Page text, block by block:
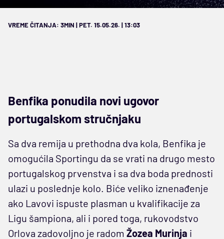
VREME ČITANJA: 3MIN | PET. 15.05.26. | 13:03
Benfika ponudila novi ugovor
portugalskom stručnjaku
Sa dva remija u prethodna dva kola, Benfika je
omogućila Sportingu da se vrati na drugo mesto
portugalskog prvenstva i sa dva boda prednosti
ulazi u poslednje kolo. Biće veliko iznenađenje
ako Lavovi ispuste plasman u kvalifikacije za
Ligu šampiona, ali i pored toga, rukovodstvo
Orlova zadovoljno je radom Žozea Murinja i